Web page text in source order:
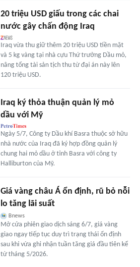
20 triệu USD giấu trong các chai
nước gây chấn động Iraq
Iraq vừa thu giữ thêm 20 triệu USD tiền mặt
và 5 kg vàng tại nhà cựu Thứ trưởng Dầu mỏ,
nâng tổng tài sản tịch thu từ đại án này lên
120 triệu USD.
Iraq ký thỏa thuận quản lý mỏ
dầu với Mỹ
Ngày 5/7, Công ty Dầu khí Basra thuộc sở hữu
nhà nước của Iraq đã ký hợp đồng quản lý
chung hai mỏ dầu ở tỉnh Basra với công ty
Halliburton của Mỹ.
Giá vàng châu Á ổn định, rũ bỏ nỗi
lo tăng lãi suất
Bnews
Mở cửa phiên giao dịch sáng 6/7, giá vàng
giao ngay tiếp tục duy trì trạng thái ổn định
sau khi vừa ghi nhận tuần tăng giá đầu tiên kể
từ tháng 5/2026.